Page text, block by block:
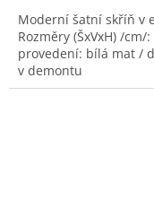
Moderní šatní skříň v
Rozměry (ŠxVxH) /
provedení: bílá mat /
v demontu